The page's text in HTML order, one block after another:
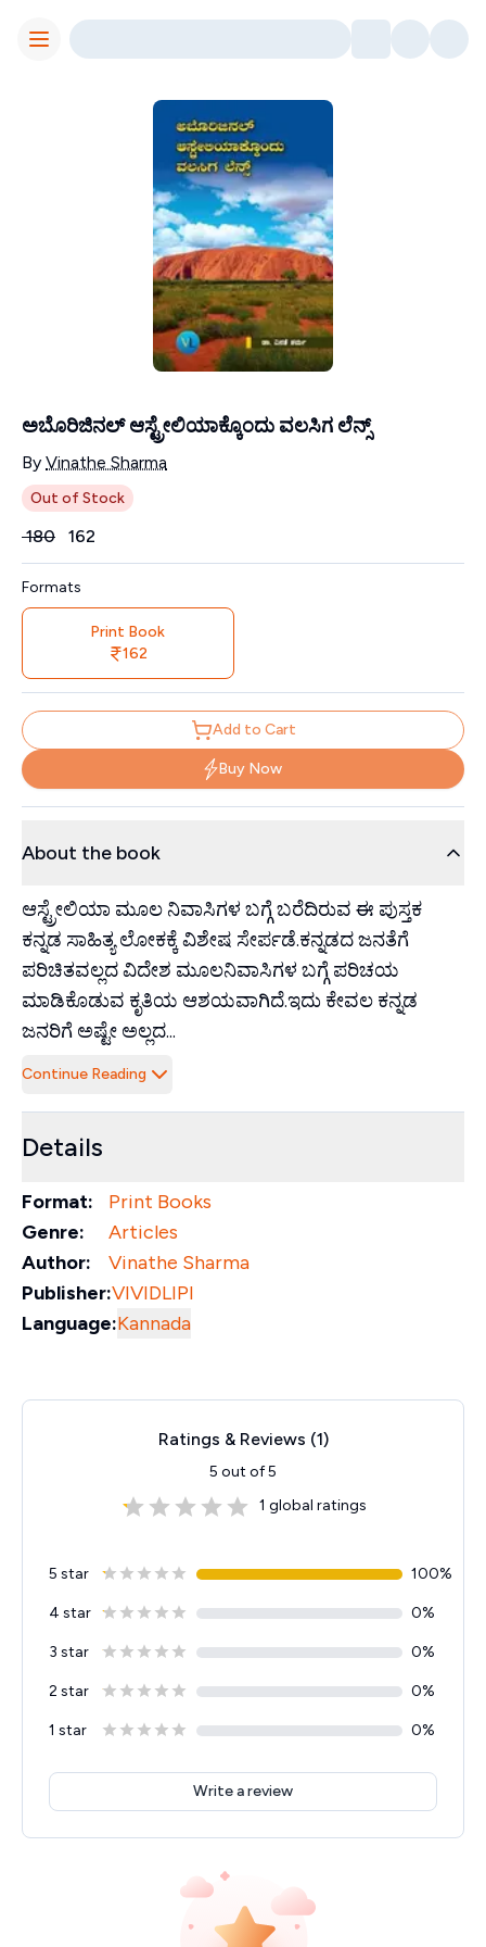
Toggle Menu
ಅಬೊರಿಜಿನಲ್ ಆಸ್ಟ್ರೇಲಿಯಾಕ್ಕೊಂದು ವಲಸಿಗ ಲೆನ್ಸ್
Contributors
By Vinathe Sharma
Out of Stock
Price
₹180 162
Formats
Print Book
162
Add to Cart
Buy Now
About the book
ಆಸ್ಟ್ರೇಲಿಯಾ ಮೂಲ ನಿವಾಸಿಗಳ ಬಗ್ಗೆ ಬರೆದಿರುವ ಈ ಪುಸ್ತಕ
ಕನ್ನಡ ಸಾಹಿತ್ಯ ಲೋಕಕ್ಕೆ ವಿಶೇಷ ಸೇರ್ಪಡೆ.ಕನ್ನಡದ ಜನತೆಗೆ
ಪರಿಚಿತವಲ್ಲದ ವಿದೇಶ ಮೂಲನಿವಾಸಿಗಳ ಬಗ್ಗೆ ಪರಿಚಯ
ಮಾಡಿಕೊಡುವ ಕೃತಿಯ ಆಶಯವಾಗಿದೆ.ಇದು ಕೇವಲ ಕನ್ನಡ
ಜನರಿಗೆ ಅಷ್ಟೇ ಅಲ್ಲದ...
Continue Reading
Details
Format:
Print Books
Genre:
Articles
Author:
Vinathe Sharma
Publisher:VIVIDLIPI
Language:Kannada
Ratings & Reviews (1)
5 out of 5
1 global ratings
5 star 100%
4 star 0%
3 star 0%
2 star 0%
1 star 0%
Write a review